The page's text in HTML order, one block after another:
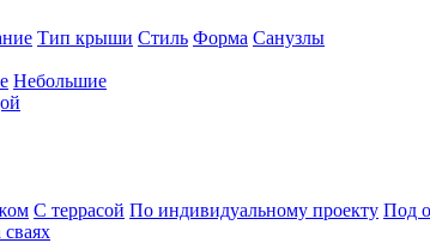
Тип крыши Стиль Форма Санузлы
Небольшие
С террасой По индивидуальному проекту Под